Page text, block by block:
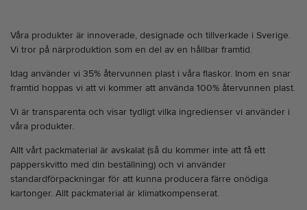
Våra produkter är innoverade, designade och tillverkade i Sverige.
Vi tror på närproduktion som en del av en hållbar framtid.
Idag använder vi 35% återvunnen plast i våra flaskor. Inom en snar
framtid hoppas vi att vi kommer att använda 100% återvunnen plast.
Vi är transparenta och visar tydligt vilka ingredienser vi använder i
våra produkter.
Allt vårt packmaterial är avskalat (så du kommer inte att få ett
papperskvitto med din beställning) och vi använder
standardförpackningar för att kunna producera färre onödiga
kartonger. Allt packmaterial är klimatkompenserat.